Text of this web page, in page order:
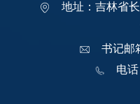
地址：吉林省
吉林
书记邮
电话